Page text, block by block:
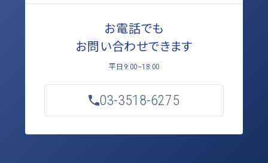
お電話でも
お問い合わせできます
平日 9:00~18:00
03-3518-6275